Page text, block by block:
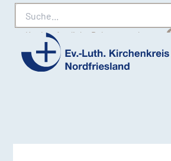
Suche
Karriere Amtliche Bekanntmachungen
Ev.-